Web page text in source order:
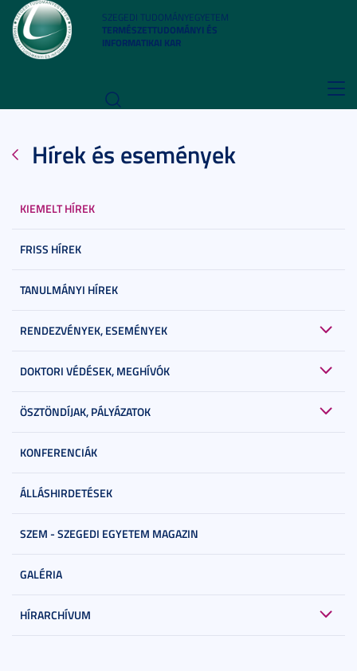
SZEGEDI TUDOMÁNYEGYETEM
TERMÉSZETTUDOMÁNYI ÉS
INFORMATIKAI KAR
Hírek és események
KIEMELT HÍREK
FRISS HÍREK
TANULMÁNYI HÍREK
RENDEZVÉNYEK, ESEMÉNYEK
DOKTORI VÉDÉSEK, MEGHÍVÓK
ÖSZTÖNDÍJAK, PÁLYÁZATOK
KONFERENCIÁK
ÁLLÁSHIRDETÉSEK
SZEM - SZEGEDI EGYETEM MAGAZIN
GALÉRIA
HÍRARCHÍVUM